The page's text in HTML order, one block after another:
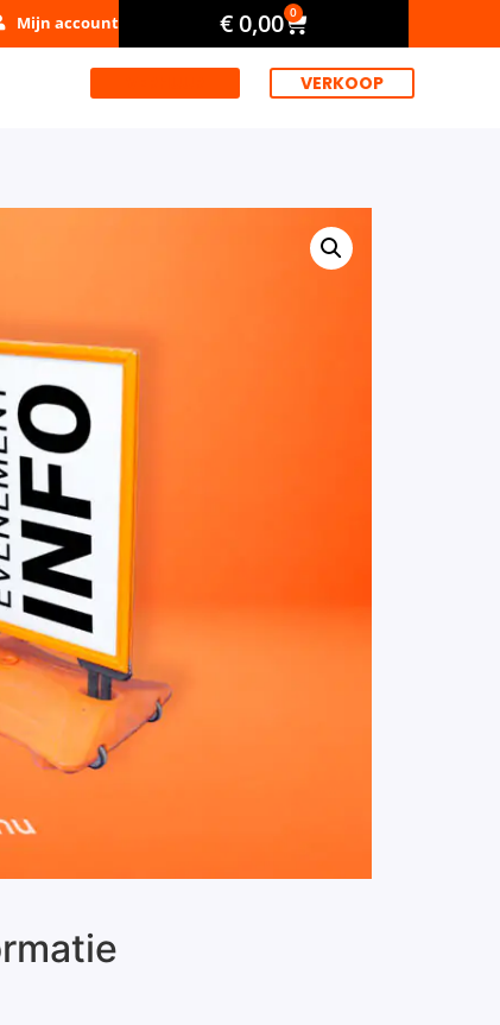
Mijn account €0,00 0
VERKOOP